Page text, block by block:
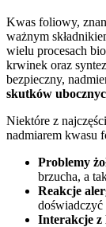
Kwas foliowy,
ważnym
wielu procesach
krwinek oraz
bezpieczny,
skutków
Niektóre z
nadmiarem kwasu
Problemy
brzucha, a
Reakcje
Interakcje z